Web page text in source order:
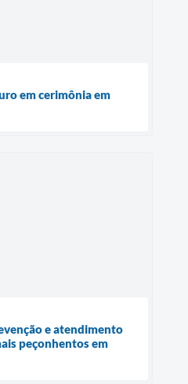
em cerimônia em
e atendimento
peçonhentos em